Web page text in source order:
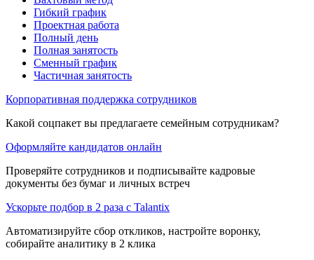
Гибкий график
Проектная работа
Полный день
Полная занятость
Сменный график
Частичная занятость
Корпоративная поддержка сотрудников
Какой соцпакет вы предлагаете семейным сотрудникам?
Оформляйте кандидатов онлайн
Проверяйте сотрудников и подписывайте кадровые
документы без бумаг и личных встреч
Ускорьте подбор в 2 раза с Talantix
Автоматизируйте сбор откликов, настройте воронку,
собирайте аналитику в 2 клика